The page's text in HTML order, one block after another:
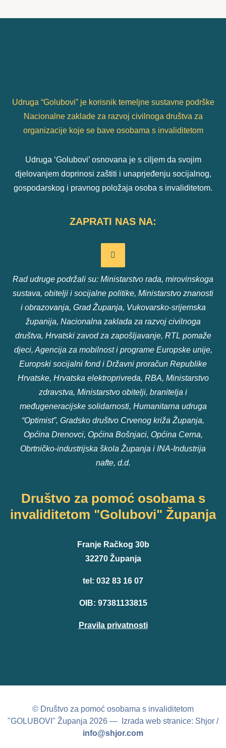
Udruga “Golubovi” je korisnik temeljne sustavne podrške
Nacionalne zaklade za razvoj civilnoga društva za
organizacije koje se bave osobama s invaliditetom
Udruga ‘Golubovi’ osnovana je s ciljem da svojim
djelovanjem doprinosi zaštiti i unaprjeđenju socijalnog,
gospodarskog i pravnog položaja osoba s invaliditetom.
ZAPRATI NAS NA:
Rad udruge podržali su: Ministarstvo rada, mirovinskoga
sustava, obitelji i socijalne politike, Ministarstvo znanosti
i obrazovanja, Grad Županja, Vukovarsko-srijemska
županija, Nacionalna zaklada za razvoj civilnoga
društva, Hrvatski zavod za zapošljavanje, RTL pomaže
djeci, Agencija za mobilnost i programe Europske unije,
Europski socijalni fond i Državni proračun Republike
Hrvatske, Hrvatska elektroprivreda, RBA, Ministarstvo
zdravstva, Ministarstvo obitelji, branitelja i
međugeneracijske solidarnosti, Humanitarna udruga
“Optimist”, Gradsko društvo Crvenog križa Županja,
Općina Drenovci, Općina Bošnjaci, Općina Cerna,
Obrtničko-industrijska škola Županja i INA-Industrija
nafte, d.d.
Društvo za pomoć osobama s
invaliditetom "Golubovi" Županja
Franje Račkog 30b
32270 Županja
tel: 032 83 16 07
OIB: 97381133815
Pravila privatnosti
© Društvo za pomoć osobama s invaliditetom
"GOLUBOVI" Županja 2026 — Izrada web stranice: Shjor /
info@shjor.com